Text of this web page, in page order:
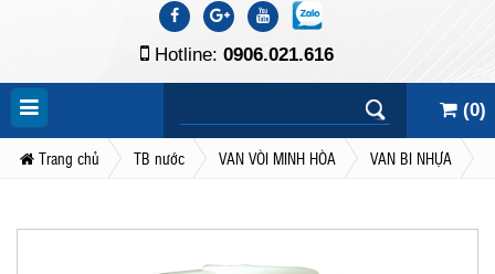
Hotline: 0906.021.616
(0)
Trang chủ TB nước VAN VÒI MINH HÒA VAN BI NHỰA